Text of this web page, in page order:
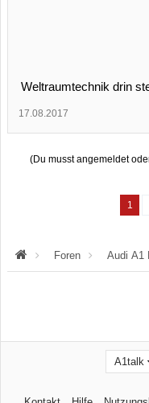
Weltraumtechnik drin
17.08.2017
(Du musst angemeldet
1
Foren Audi A1
A1talk